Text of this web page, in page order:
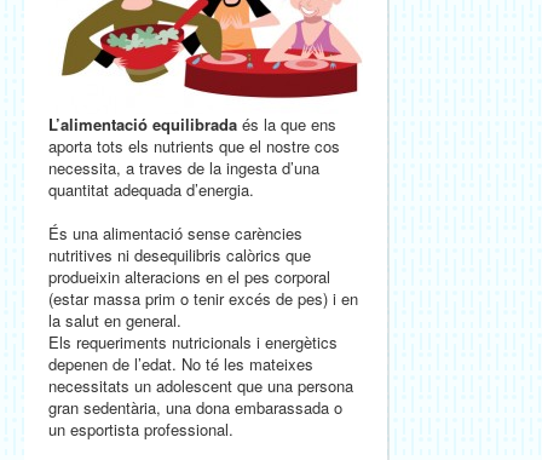
L’alimentació equilibrada és la que ens
aporta tots els nutrients que el nostre cos
necessita, a traves de la ingesta d’una
quantitat adequada d’energia.
És una alimentació sense carències
nutritives ni desequilibris calòrics que
produeixin alteracions en el pes corporal
(estar massa prim o tenir excés de pes) i en
la salut en general.
Els requeriments nutricionals i energètics
depenen de l’edat. No té les mateixes
necessitats un adolescent que una persona
gran sedentària, una dona embarassada o
un esportista professional.